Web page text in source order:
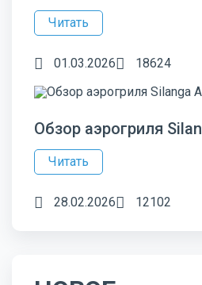
Читать
01.03.2026 18624
Обзор аэрогриля
Читать
28.02.2026 12102